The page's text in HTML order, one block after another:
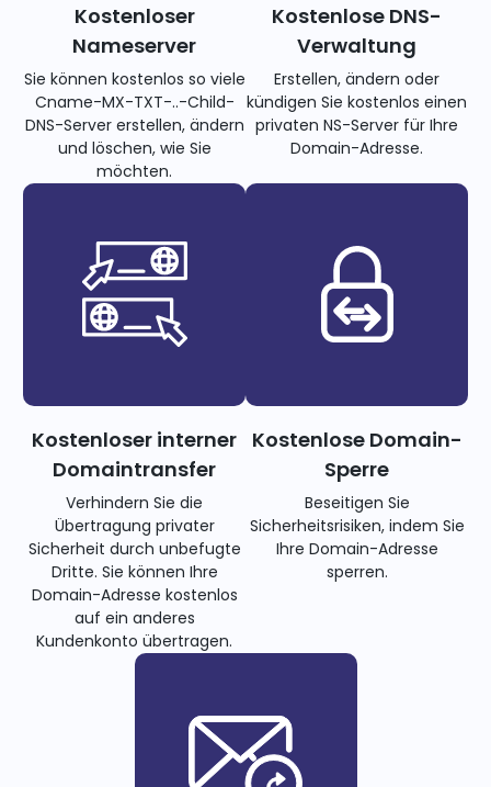
Kostenloser
Nameserver
Sie können kostenlos so viele
Cname-MX-TXT-..-Child-
DNS-Server erstellen, ändern
und löschen, wie Sie
möchten.
Kostenlose DNS-
Verwaltung
Erstellen, ändern oder
kündigen Sie kostenlos einen
privaten NS-Server für Ihre
Domain-Adresse.
Kostenloser interner
Domaintransfer
Verhindern Sie die
Übertragung privater
Sicherheit durch unbefugte
Dritte. Sie können Ihre
Domain-Adresse kostenlos
auf ein anderes
Kundenkonto übertragen.
Kostenlose Domain-
Sperre
Beseitigen Sie
Sicherheitsrisiken, indem Sie
Ihre Domain-Adresse
sperren.